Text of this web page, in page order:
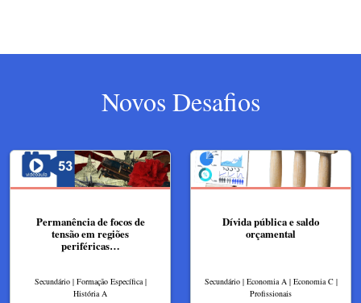
Novos Desafios
Permanência de focos de
tensão em regiões
periféricas…
Secundário | Formação Específica |
História A
Dívida pública e saldo
orçamental
Secundário | Economia A | Economia C |
Profissionais